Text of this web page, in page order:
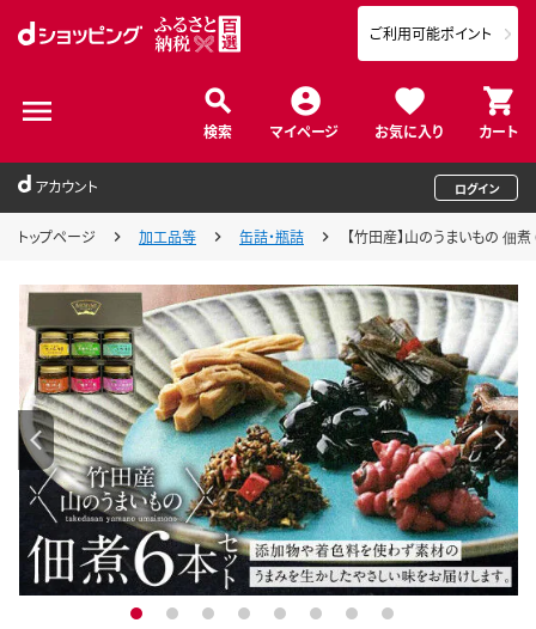
検索 マイページ お気に入り カート
ご利用可能ポイント
アカウント ログイン
トップページ 加工品等 缶詰・瓶詰 【竹田産】山のうまいもの 佃
1 2 3 4 5 6 7 8